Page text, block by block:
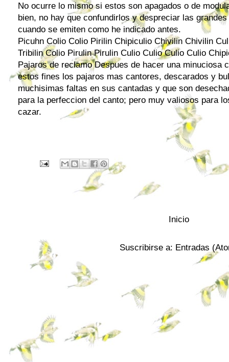
No ocurre lo mismo si estos son apagados o de
bien, no hay que confundirlos y despreciar las
cuando se emiten como he indicado antes.
Picuhn Colio Colio Pirilin Chipiculio Chivilin Chivilin
Tribilin Colio Pirulin Pirulin Culio Culio Culio Culio
Pajaros de reclamo Despues de hacer una minuciosa
estos fines los pajaros mas cantores, descarados y
muchisimas faltas en sus cantadas y que son
para la perfeccion del canto; pero muy valiosos para
cazar.
Inicio
Suscribirse a: Entradas